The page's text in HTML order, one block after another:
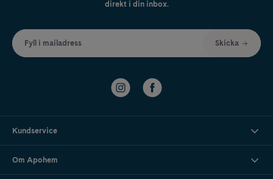
direkt i din inbox.
Fyll i mailadress Skicka
Kundservice
Om Apohem